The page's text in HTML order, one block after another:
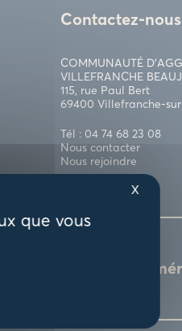
X
que vous
Contactez-nous
COMMUNAUTÉ
VILLEFRANCHE
115, rue Paul Bert
69400 Villefranche-
Tél : 04 74 68 23 08
Nous contacter
Nous rejoindre